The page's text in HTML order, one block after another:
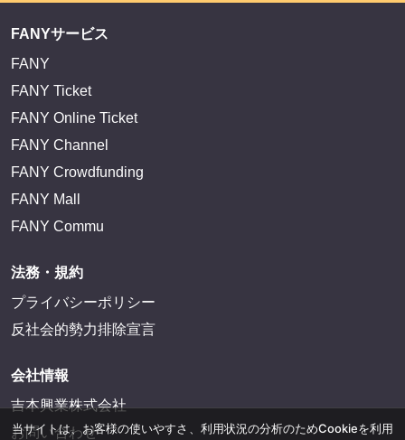
FANYサービス
FANY
FANY Ticket
FANY Online Ticket
FANY Channel
FANY Crowdfunding
FANY Mall
FANY Commu
法務・規約
プライバシーポリシー
反社会的勢力排除宣言
会社情報
吉本興業株式会社
お問い合わせ
当サイトは、お客様の使いやすさ、利用状況の分析のためCookieを利用